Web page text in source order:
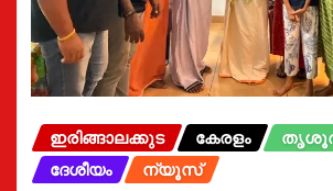
ഇരിങ്ങാലക്കുട കേരളം
ദേശീയം
ന്യൂസ്